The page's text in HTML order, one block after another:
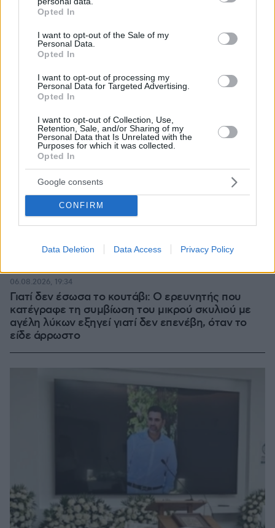
grant or deny consent to Google and its third-party tags to
use your data for below specified purposes in below Google
consent section.
Opted In
I want to opt-out of the Sale of my
Personal Data.
Opted In
I want to opt-out of processing my
Personal Data for Targeted Advertising.
Opted In
I want to opt-out of Collection, Use,
Retention, Sale, and/or Sharing of my
Personal Data that Is Unrelated with the
Purposes for which it was collected.
Opted In
Google consents
CONFIRM
Data Deletion Data Access Privacy Policy
Γιατί δεν έσωσα το κουτάβι: Ο ερευνητής που
κατέγραφε τη συμβίωση του μικρού σκυλιού με
αγέλη λύκων εξηγεί γιατί δεν επενέβη, όταν το
είδε άρρωστο
06.08.2026, 19:34